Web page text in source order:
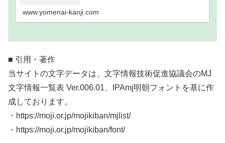
www.yomenai-kanji.com
■ 引用・著作
当サイトの文字データは、文字情報技術促進協議会のMJ
文字情報一覧表 Ver.006.01、IPAmj明朝フォントを基に作
成しております。
・https://moji.or.jp/mojikiban/mjlist/
・https://moji.or.jp/mojikiban/font/